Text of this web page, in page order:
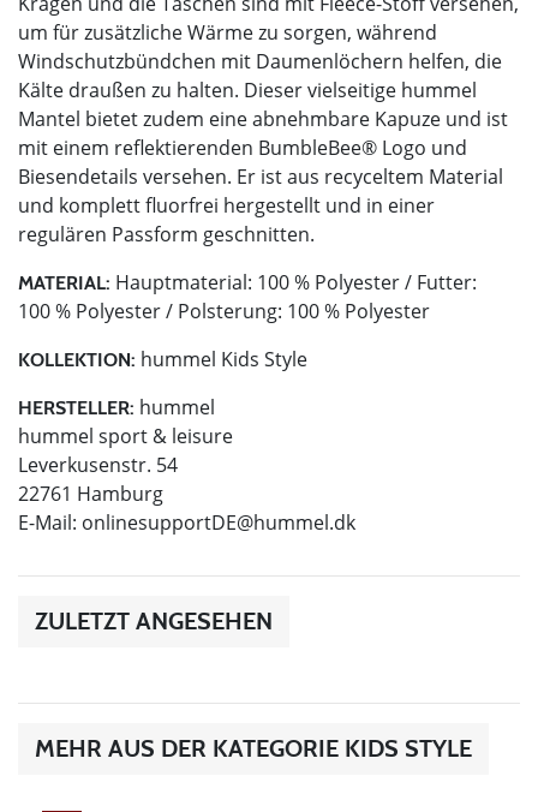
um für zusätzliche Wärme zu sorgen, während
Windschutzbündchen mit Daumenlöchern helfen, die
Kälte draußen zu halten. Dieser vielseitige hummel
Mantel bietet zudem eine abnehmbare Kapuze und ist
mit einem reflektierenden BumbleBee® Logo und
Biesendetails versehen. Er ist aus recyceltem Material
und komplett fluorfrei hergestellt und in einer
regulären Passform geschnitten.
MATERIAL: Hauptmaterial: 100 % Polyester / Futter:
100 % Polyester / Polsterung: 100 % Polyester
KOLLEKTION: hummel Kids Style
HERSTELLER: hummel
hummel sport & leisure
Leverkusenstr. 54
22761 Hamburg
E-Mail: onlinesupportDE@hummel.dk
ZULETZT ANGESEHEN
MEHR AUS DER KATEGORIE KIDS STYLE